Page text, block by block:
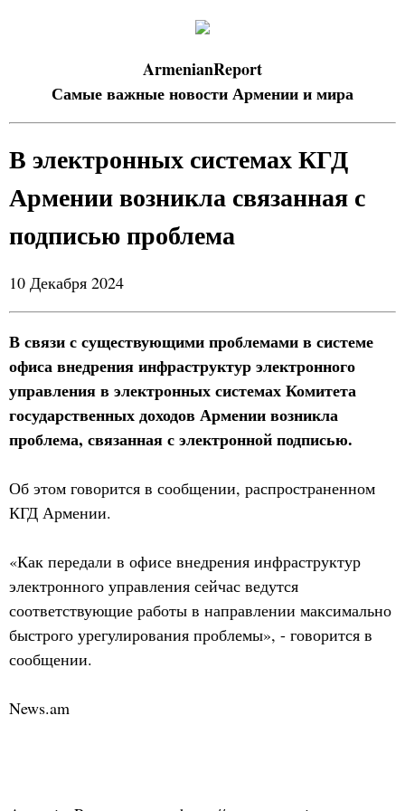
ArmenianReport
Самые важные новости Армении и мира
В электронных системах КГД
Армении возникла связанная с
подписью проблема
10 Декабря 2024
В связи с существующими проблемами в системе
офиса внедрения инфраструктур электронного
управления в электронных системах Комитета
государственных доходов Армении возникла
проблема, связанная с электронной подписью.
Об этом говорится в сообщении, распространенном
КГД Армении.
«Как передали в офисе внедрения инфраструктур
электронного управления сейчас ведутся
соответствующие работы в направлении максимально
быстрого урегулирования проблемы», - говорится в
сообщении.
News.am